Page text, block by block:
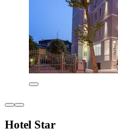
Hotel Star